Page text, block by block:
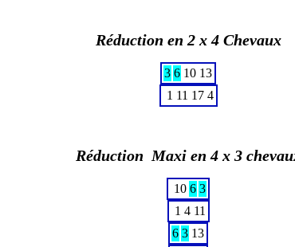
Réduction en 2 x 4 Chevaux
3 6 10 13
1 11 17 4
Réduction Maxi en 4 x 3
10 6 3
1 4 11
6 3 13